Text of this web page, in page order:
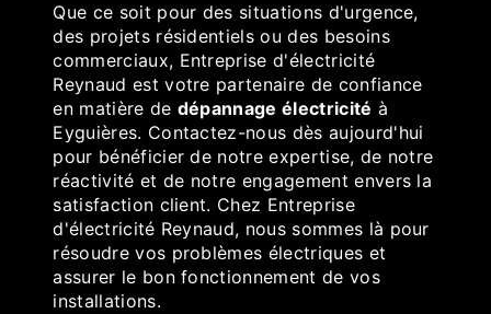
Que ce soit pour des situations d'urgence,
des projets résidentiels ou des besoins
commerciaux, Entreprise d'électricité
Reynaud est votre partenaire de confiance
en matière de dépannage électricité à
Eyguières. Contactez-nous dès aujourd'hui
pour bénéficier de notre expertise, de notre
réactivité et de notre engagement envers la
satisfaction client. Chez Entreprise
d'électricité Reynaud, nous sommes là pour
résoudre vos problèmes électriques et
assurer le bon fonctionnement de vos
installations.